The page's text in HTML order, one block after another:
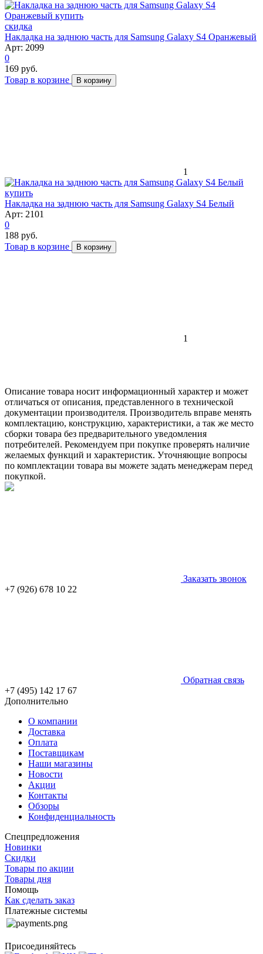
скидка
Накладка на заднюю часть для Samsung Galaxy S4 Оранжевый
Арт: 2099
0
169 руб.
Товар в корзине
В корзину
1
Накладка на заднюю часть для Samsung Galaxy S4 Белый
Арт: 2101
0
188 руб.
Товар в корзине
В корзину
1
Описание товара носит информационный характер и может
отличаться от описания, представленного в технической
документации производителя. Производитель вправе менять
комплектацию, конструкцию, характеристики, а так же место
сборки товара без предварительного уведомления
потребителей. Рекомендуем при покупке проверять наличие
желаемых функций и характеристик. Уточняющие вопросы
по комплектации товара вы можете задать менеджерам перед
покупкой.
Заказать звонок
+7 (926) 678 10 22
Обратная связь
+7 (495) 142 17 67
Дополнительно
О компании
Доставка
Оплата
Поставщикам
Наши магазины
Новости
Акции
Контакты
Обзоры
Конфиденциальность
Спецпредложения
Новинки
Скидки
Товары по акции
Товары дня
Помощь
Как сделать заказ
Платежные системы
Присоединяйтесь